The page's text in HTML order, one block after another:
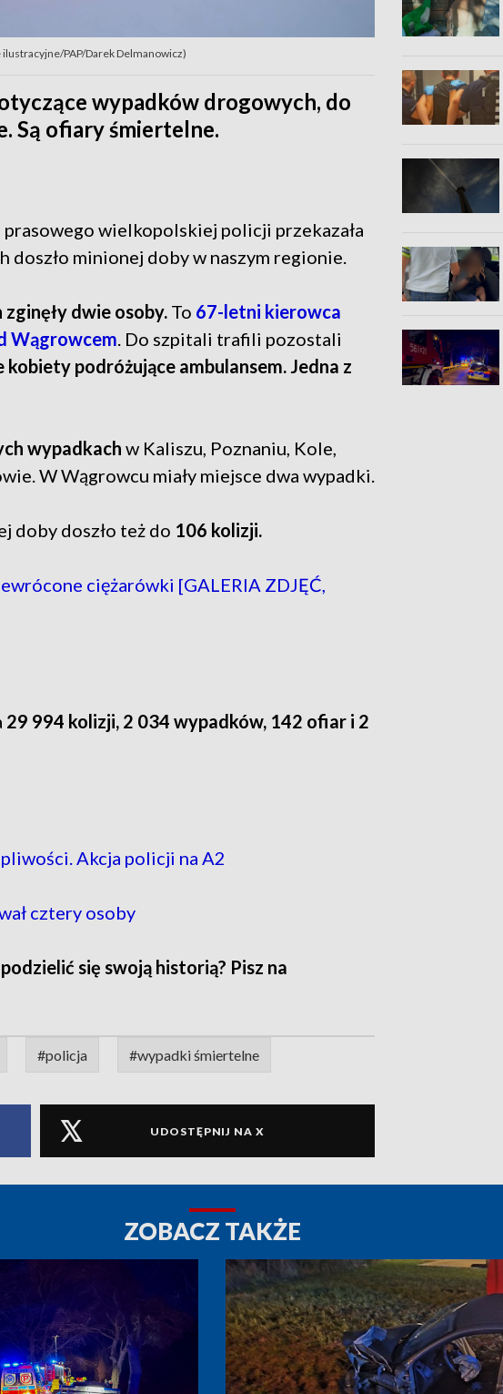
PAP/Darek Delmanowicz)
wypadków drogowych, do
Są ofiary śmiertelne.
prasowego wielkopolskiej policji przekazała
doszło minionej doby w naszym regionie.
dwie osoby. To 67-letni kierowca
Wągrowcem. Do szpitali trafili pozostali
podróżujące ambulansem. Jedna z
wypadkach w Kaliszu, Poznaniu, Kole,
W Wągrowcu miały miejsce dwa wypadki.
doby doszło też do 106 kolizji.
ciężarówki [GALERIA ZDJĘĆ,
29 994 kolizji, 2 034 wypadków, 142 ofiar i 2
Akcja policji na A2
cztery osoby
się swoją historią? Pisz na
#policja #wypadki śmiertelne
UDOSTĘPNIJ NA X
ZOBACZ TAKŻE